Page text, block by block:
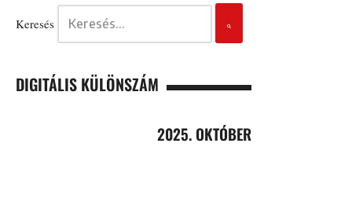
Keresés
DIGITÁLIS KÜLÖNSZÁM
2025. OKTÓBER